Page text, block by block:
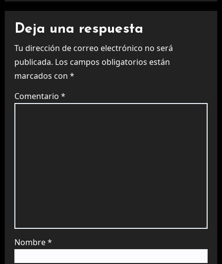
Deja una respuesta
Tu dirección de correo electrónico no será
publicada. Los campos obligatorios están
marcados con *
Comentario *
Nombre*